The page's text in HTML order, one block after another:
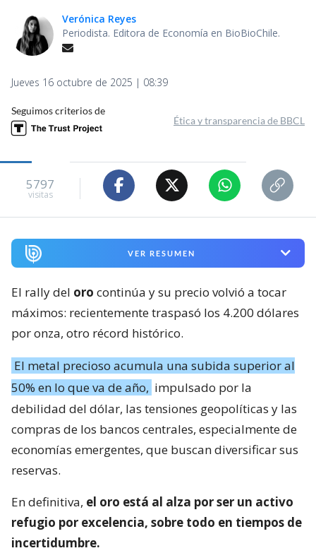
Verónica Reyes
Periodista. Editora de Economía en BioBioChile.
Jueves 16 octubre de 2025 | 08:39
Seguimos criterios de
Ética y transparencia de BBCL
5797
visitas
VER RESUMEN
El rally del oro continúa y su precio volvió a tocar
máximos: recientemente traspasó los 4.200 dólares
por onza, otro récord histórico.
El metal precioso acumula una subida superior al
50% en lo que va de año, impulsado por la
debilidad del dólar, las tensiones geopolíticas y las
compras de los bancos centrales, especialmente de
economías emergentes, que buscan diversificar sus
reservas.
En definitiva, el oro está al alza por ser un activo
refugio por excelencia, sobre todo en tiempos de
incertidumbre.